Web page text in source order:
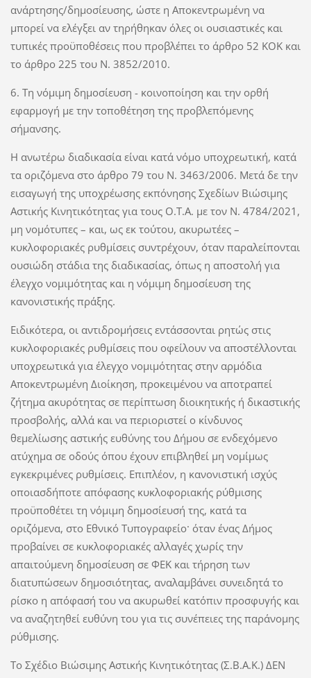
ανάρτησης/δημοσίευσης, ώστε η Αποκεντρωμένη να
μπορεί να ελέγξει αν τηρήθηκαν όλες οι ουσιαστικές και
τυπικές προϋποθέσεις που προβλέπει το άρθρο 52 ΚΟΚ και
το άρθρο 225 του Ν. 3852/2010.
6. Τη νόμιμη δημοσίευση - κοινοποίηση και την ορθή
εφαρμογή με την τοποθέτηση της προβλεπόμενης
σήμανσης.
Η ανωτέρω διαδικασία είναι κατά νόμο υποχρεωτική, κατά
τα οριζόμενα στο άρθρο 79 του Ν. 3463/2006. Μετά δε την
εισαγωγή της υποχρέωσης εκπόνησης Σχεδίων Βιώσιμης
Αστικής Κινητικότητας για τους Ο.Τ.Α. με τον Ν. 4784/2021,
μη νομότυπες – και, ως εκ τούτου, ακυρωτέες –
κυκλοφοριακές ρυθμίσεις συντρέχουν, όταν παραλείπονται
ουσιώδη στάδια της διαδικασίας, όπως η αποστολή για
έλεγχο νομιμότητας και η νόμιμη δημοσίευση της
κανονιστικής πράξης.
Ειδικότερα, οι αντιδρομήσεις εντάσσονται ρητώς στις
κυκλοφοριακές ρυθμίσεις που οφείλουν να αποστέλλονται
υποχρεωτικά για έλεγχο νομιμότητας στην αρμόδια
Αποκεντρωμένη Διοίκηση, προκειμένου να αποτραπεί
ζήτημα ακυρότητας σε περίπτωση διοικητικής ή δικαστικής
προσβολής, αλλά και να περιοριστεί ο κίνδυνος
θεμελίωσης αστικής ευθύνης του Δήμου σε ενδεχόμενο
ατύχημα σε οδούς όπου έχουν επιβληθεί μη νομίμως
εγκεκριμένες ρυθμίσεις. Επιπλέον, η κανονιστική ισχύς
οποιασδήποτε απόφασης κυκλοφοριακής ρύθμισης
προϋποθέτει τη νόμιμη δημοσίευσή της, κατά τα
οριζόμενα, στο Εθνικό Τυπογραφείο· όταν ένας Δήμος
προβαίνει σε κυκλοφοριακές αλλαγές χωρίς την
απαιτούμενη δημοσίευση σε ΦΕΚ και τήρηση των
διατυπώσεων δημοσιότητας, αναλαμβάνει συνειδητά το
ρίσκο η απόφασή του να ακυρωθεί κατόπιν προσφυγής και
να αναζητηθεί ευθύνη του για τις συνέπειες της παράνομης
ρύθμισης.
Το Σχέδιο Βιώσιμης Αστικής Κινητικότητας (Σ.Β.Α.Κ.) ΔΕΝ